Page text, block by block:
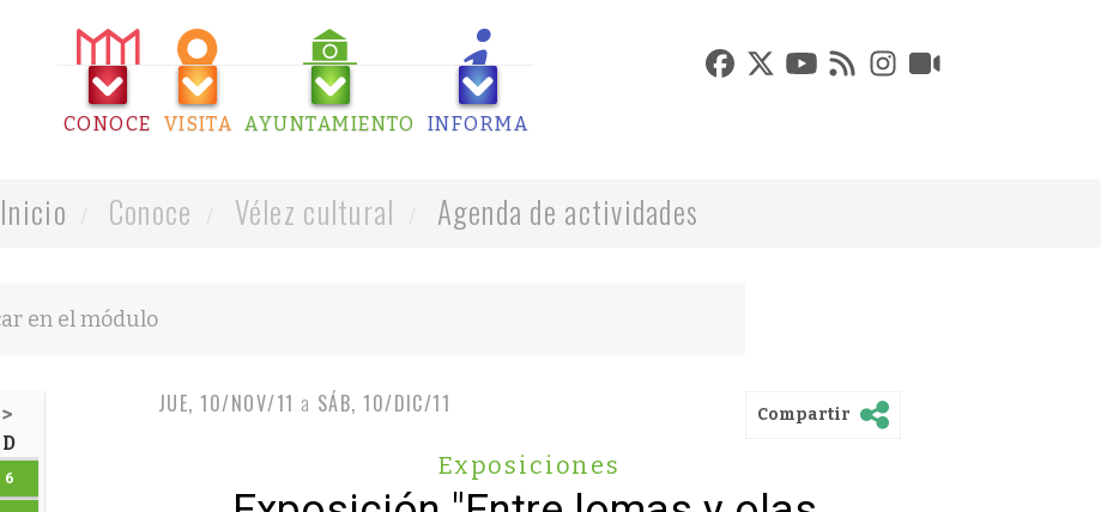
CONOCE VISITA AYUNTAMIENTO INFORMA
Inicio Conoce Vélez cultural Agenda de actividades
>
D
6
JUE, 10/NOV/11 a SÁB, 10/DIC/11 Compartir
Exposiciones